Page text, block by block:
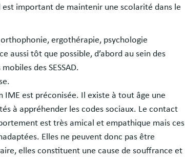
important de maintenir une scolarité dans le
ergothérapie, psychologie
aussi tôt que possible, d’abord au sein des
des SESSAD.
est préconisée. Il existe à tout âge une
à appréhender les codes sociaux. Le contact
est très amical et empathique mais ces
Elles ne peuvent donc pas être
elles constituent une cause de souffrance et